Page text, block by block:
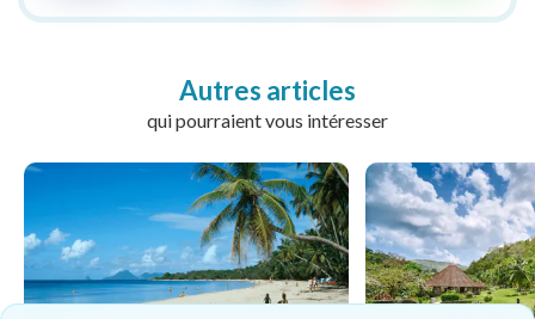
Autres articles
qui pourraient vous intéresser